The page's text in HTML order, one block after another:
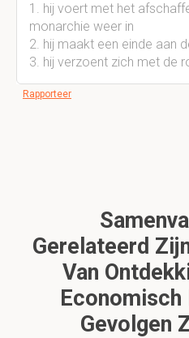
1. hij voert met het
monarchie weer in
2. hij maakt een einde aan
3. hij verzoent zich met de
Rapporteer
Gerelateerd
Van
Economisch
Gevolgen